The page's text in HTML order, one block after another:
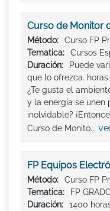
Curso de Monitor
Método:
Curso FP
Tematica:
Cursos
Duración:
Puede
que lo ofrezca. horas
¿Te gusta el
y la energía se unen
inolvidable?
Curso de Monito...
FP Equipos
Método:
Curso FP
Tematica:
FP
Duración:
1400